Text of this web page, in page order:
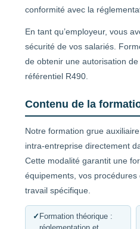
conformité avec la
En tant qu’employeur, vous
sécurité de vos salariés.
de obtenir une autorisation
référentiel R490.
Contenu de la
Notre formation grue
intra-entreprise directement
Cette modalité garantit une
équipements, vos
travail spécifique.
✓ Formation théorique :